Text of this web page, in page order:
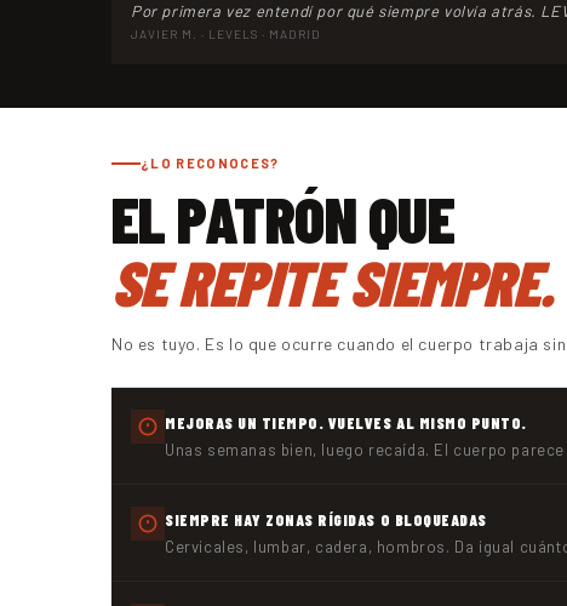
Por primera vez entendí por qué siempre volvía atrás.
JAVIER M. · LEVELS · MADRID
¿LO RECONOCES?
EL PATRÓN QUE
SE REPITE SIEMPRE.
No es tuyo. Es lo que ocurre cuando el cuerpo trabaja
MEJORAS UN TIEMPO. VUELVES AL MISMO PUNTO.
Unas semanas bien, luego recaída. El cuerpo
SIEMPRE HAY ZONAS RÍGIDAS O BLOQUEADAS
Cervicales, lumbar, cadera, hombros. Da igual